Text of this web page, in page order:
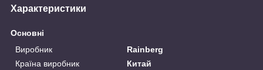
Характеристики
Основні
Виробник
Rainberg
Країна виробник
Китай